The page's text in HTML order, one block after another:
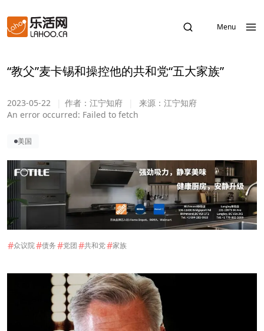
Menu
“教父”麦卡锡和操控他的共和党“五大家族”
2023-05-22 作者： 江宁知府 来源： 江宁知府
An error occurred: Failed to fetch
美国
#众议院#债务#党团#共和党#家族